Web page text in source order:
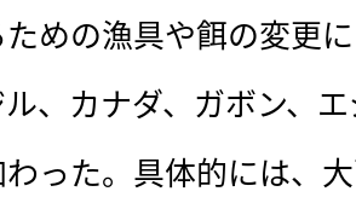
めの漁具や餌の変更
、カナダ、ガボン、
った。具体的には、